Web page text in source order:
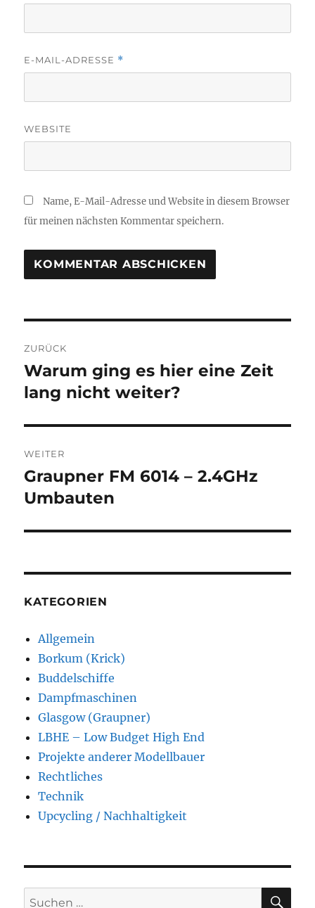
E-MAIL-ADRESSE *
WEBSITE
Name, E-Mail-Adresse und Website in diesem Browser
für meinen nächsten Kommentar speichern.
ZURÜCK
Vorheriger
Beitrag:
Warum ging es hier eine Zeit
lang nicht weiter?
WEITER
Nächster
Beitrag:
Graupner FM 6014 – 2.4GHz
Umbauten
KATEGORIEN
Allgemein
Borkum (Krick)
Buddelschiffe
Dampfmaschinen
Glasgow (Graupner)
LBHE – Low Budget High End
Projekte anderer Modellbauer
Rechtliches
Technik
Upcycling / Nachhaltigkeit
Suchen